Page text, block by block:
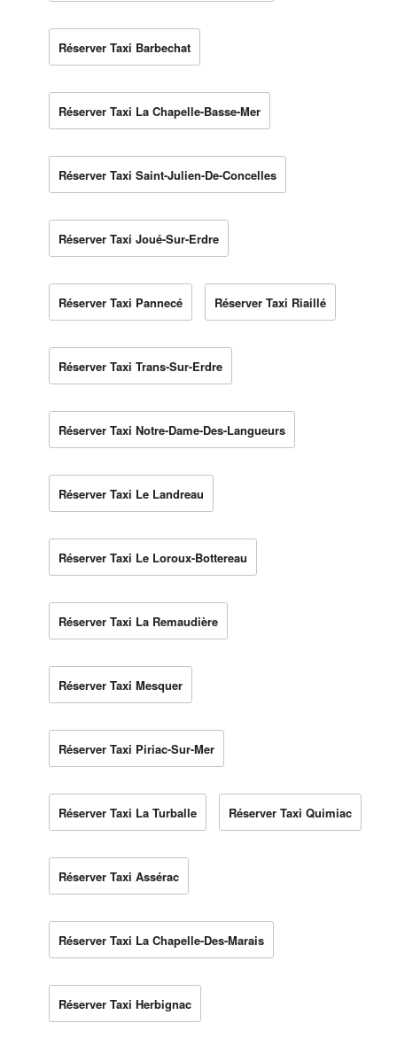
Réserver Taxi Barbechat
Réserver Taxi La Chapelle-Basse-Mer
Réserver Taxi Saint-Julien-De-Concelles
Réserver Taxi Joué-Sur-Erdre
Réserver Taxi Pannecé Réserver Taxi Riaillé
Réserver Taxi Trans-Sur-Erdre
Réserver Taxi Notre-Dame-Des-Langueurs
Réserver Taxi Le Landreau
Réserver Taxi Le Loroux-Bottereau
Réserver Taxi La Remaudière
Réserver Taxi Mesquer
Réserver Taxi Piriac-Sur-Mer
Réserver Taxi La Turballe Réserver Taxi Quimiac
Réserver Taxi Assérac
Réserver Taxi La Chapelle-Des-Marais
Réserver Taxi Herbignac